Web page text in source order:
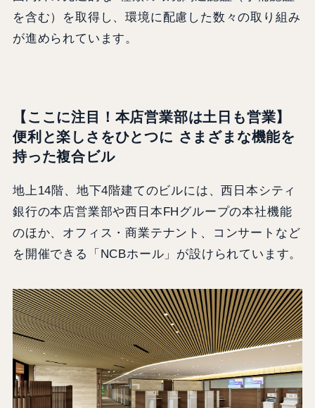
を含む）を取得し、環境に配慮した数々の取り組み
が進められています。
【ここに注目！本店営業部は土日も営業】
便利と楽しさをひとつに さまざまな機能を
持った複合ビル
地上14階、地下4階建てのビルには、西日本シティ
銀行の本店営業部や西日本FHグループの本社機能
のほか、オフィス・商業テナント、コンサートなど
を開催できる「NCBホール」が設けられています。